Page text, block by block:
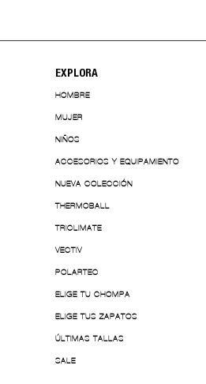
EXPLORA
HOMBRE
MUJER
NIÑOS
ACCESORIOS Y EQUIPAMIENTO
NUEVA COLECCIÓN
THERMOBALL
TRICLIMATE
VECTIV
POLARTEC
ELIGE TU CHOMPA
ELIGE TUS ZAPATOS
ÚLTIMAS TALLAS
SALE